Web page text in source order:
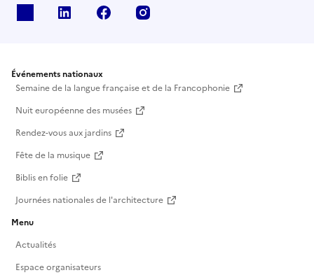
Linkedin Facebook
Événements nationaux
Semaine de la langue française et de la Francophonie
Nuit européenne des musées
Rendez-vous aux jardins
Fête de la musique
Biblis en folie
Journées nationales de l'architecture
Menu
Actualités
Espace organisateurs